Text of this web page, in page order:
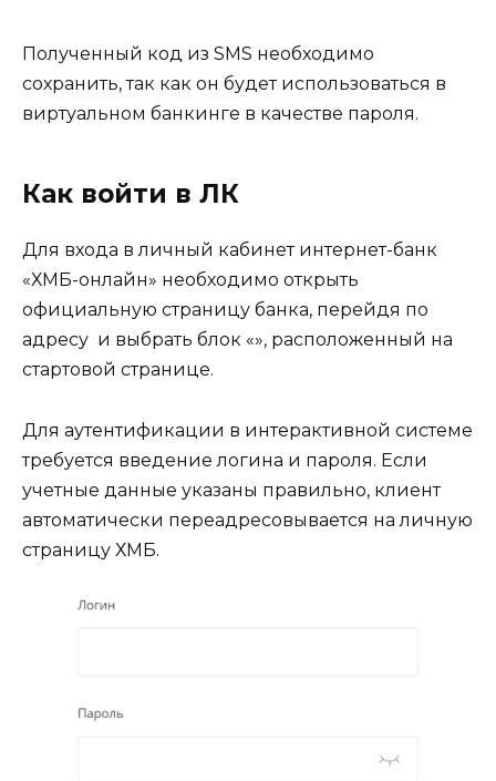
Полученный код из SMS необходимо
сохранить, так как он будет использоваться в
виртуальном банкинге в качестве пароля.
Как войти в ЛК
Для входа в личный кабинет интернет-банк
«ХМБ-онлайн» необходимо открыть
официальную страницу банка, перейдя по
адресу и выбрать блок «», расположенный на
стартовой странице.
Для аутентификации в интерактивной системе
требуется введение логина и пароля. Если
учетные данные указаны правильно, клиент
автоматически переадресовывается на личную
страницу ХМБ.